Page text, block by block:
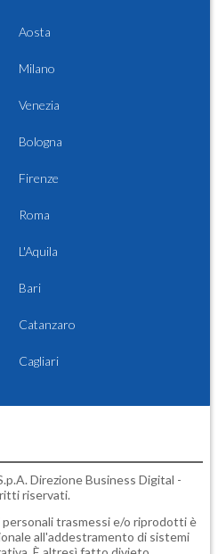
Aosta
Milano
Venezia
Bologna
Firenze
Roma
L'Aquila
Bari
Catanzaro
Cagliari
Direzione Business Digital -
riservati.
trasmessi e/o riprodotti è
all'addestramento di sistemi